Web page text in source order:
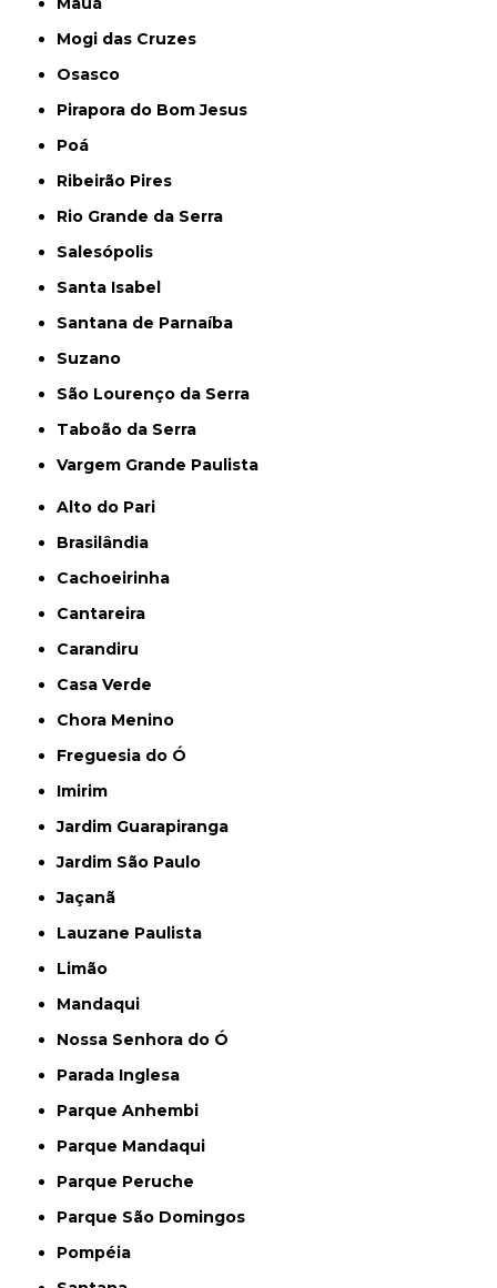
Mogi das Cruzes
Osasco
Pirapora do Bom Jesus
Poá
Ribeirão Pires
Rio Grande da Serra
Salesópolis
Santa Isabel
Santana de Parnaíba
Suzano
São Lourenço da Serra
Taboão da Serra
Vargem Grande Paulista
Alto do Pari
Brasilândia
Cachoeirinha
Cantareira
Carandiru
Casa Verde
Chora Menino
Freguesia do Ó
Imirim
Jardim Guarapiranga
Jardim São Paulo
Jaçanã
Lauzane Paulista
Limão
Mandaqui
Nossa Senhora do Ó
Parada Inglesa
Parque Anhembi
Parque Mandaqui
Parque Peruche
Parque São Domingos
Pompéia